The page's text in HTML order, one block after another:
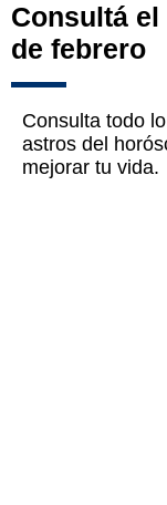
Consultá
de febrero
Consulta todo
astros del
mejorar tu vida.